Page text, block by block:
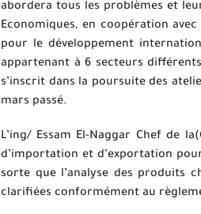
abordera tous les problèmes et
Economiques, en coopération
pour le développement
appartenant à 6 secteurs
s’inscrit dans la poursuite des
mars passé.
L’ing/ Essam El-Naggar Chef de
d’importation et d’exportation
sorte que l’analyse des produits
clarifiées conformément au